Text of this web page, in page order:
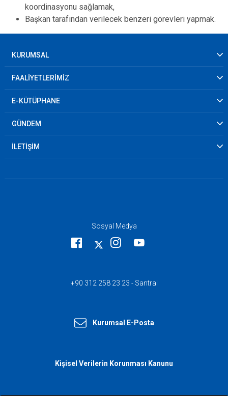
koordinasyonu sağlamak,
Başkan tarafından verilecek benzeri görevleri yapmak.
KURUMSAL
FAALİYETLERİMİZ
E-KÜTÜPHANE
GÜNDEM
İLETİŞİM
Sosyal Medya
+90 312 258 23 23 - Santral
Kurumsal E-Posta
Kişisel Verilerin Korunması Kanunu